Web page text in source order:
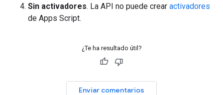
Sin activadores. La API no puede crear activadores
de Apps Script.
¿Te ha resultado útil?
Enviar comentarios